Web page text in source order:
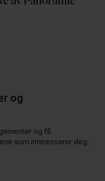
og
og få
som interesserer deg.